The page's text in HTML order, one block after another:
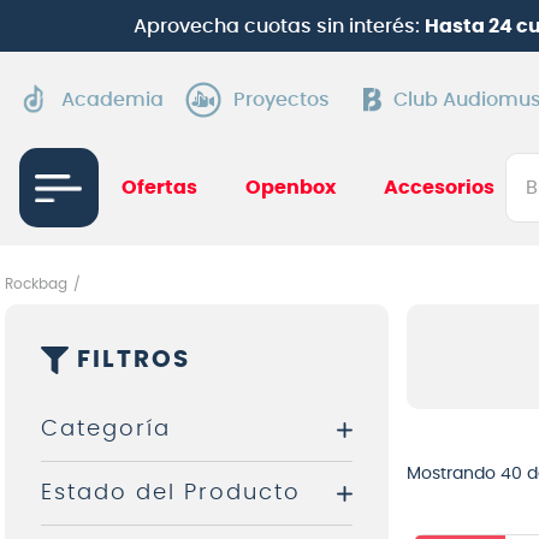
Aprovecha cuotas sin interés: Hasta 24
Academia Proyectos Club
Ofertas Openbox Accesorios
Rockbag
FILTROS
Categoría
Accesorios Baterías y
Estado del Producto
Mostrando 40